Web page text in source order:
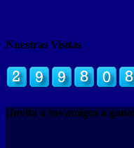
Nuestras Visitas
¡Invita a tus amigos a